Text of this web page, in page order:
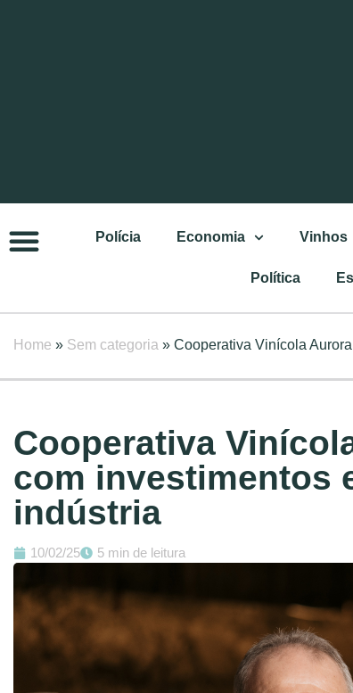
Polícia Economia Vinhos
Política
Home » Sem categoria » Cooperativa Vinícola
Cooperativa
com investimentos
indústria
10/02/25 5 min de leitura